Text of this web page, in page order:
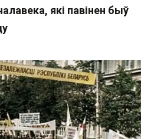
які павінен быў